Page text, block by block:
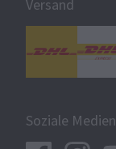
Versand
Soziale Medien